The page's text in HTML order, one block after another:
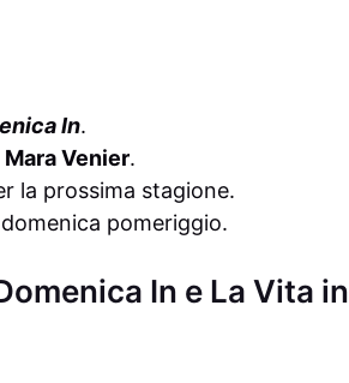
In.
Mara Venier.
la prossima stagione.
pomeriggio.
In e La Vita in